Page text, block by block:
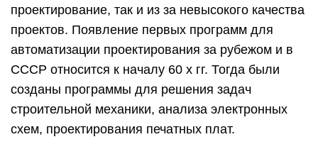
проектирование, так и из за невысокого качества
проектов. Появление первых программ для
автоматизации проектирования за рубежом и в
СССР относится к началу 60 х гг. Тогда были
созданы программы для решения задач
строительной механики, анализа электронных
схем, проектирования печатных плат.